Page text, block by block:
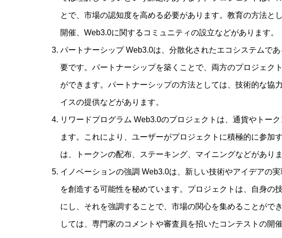
とで、市場の認知度を高める必要があります。教育の方法と
開催、Web3.0に関するコミュニティの設立などがあります。
パートナーシップ Web3.0は、分散化されたエコシステムで
要です。パートナーシップを築くことで、両方のプロジェク
ができます。パートナーシップの方法としては、技術的な協
イスの提供などがあります。
リワードプログラム Web3.0のプロジェクトは、通貨やトー
ます。これにより、ユーザーがプロジェクトに積極的に参加
は、トークンの配布、ステーキング、マイニングなどがありま
イノベーションの強調 Web3.0は、新しい技術やアイデアの
を創造する可能性を秘めています。プロジェクトは、自身の
にし、それを強調することで、市場の関心を集めることがで
しては、専門家のコメントや審査員を招いたコンテストの開